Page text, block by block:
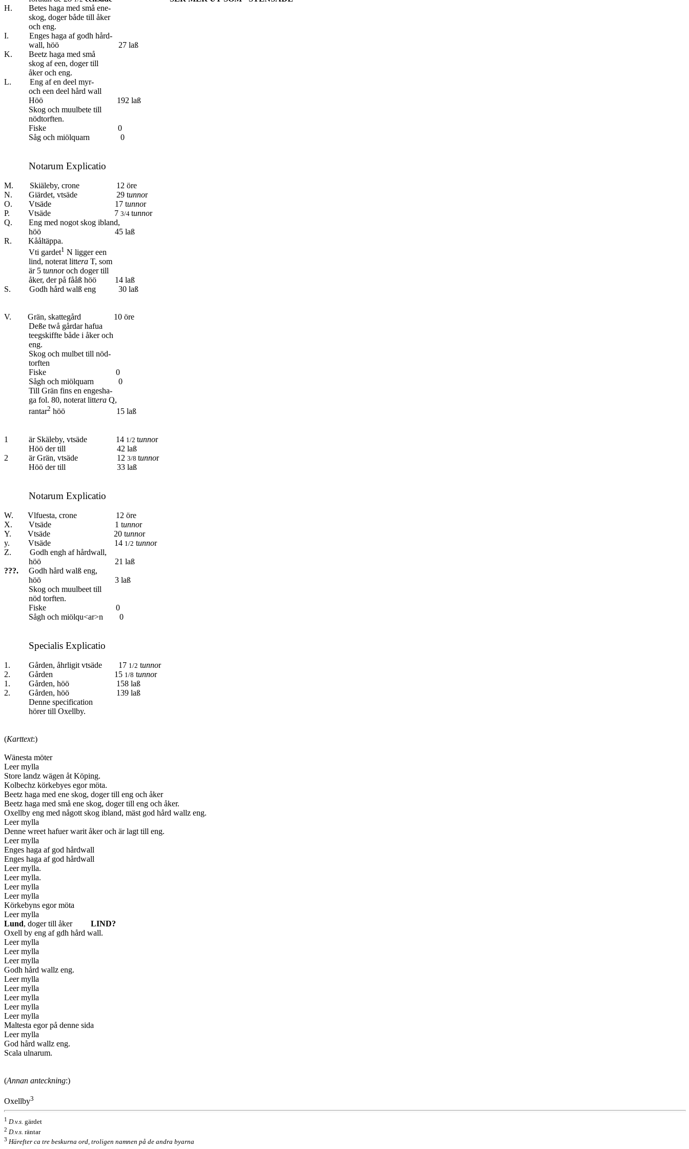
H. Betes haga med små ene-
skog, doger både till åker
och eng.
I. Enges haga af godh hård-
wall, höö 27 laß
K. Beetz haga med små
skog af een, doger till
åker och eng.
L. Eng af en deel myr-
och een deel hård wall
Höö 192 laß
Skog och muulbete till
nödtorften.
Fiske 0
Såg och miölquarn 0
Notarum Explicatio
M. Skiäleby, crone 12 öre
N. Giärdet, vtsäde 29 tunnor
O. Vtsäde 17 tunnor
P. Vtsäde 7 3/4 tunnor
Q. Eng med nogot skog ibland,
höö 45 laß
R. Kååltäppa.
Vti gardet1 N ligger een
lind, noterat littera T, som
är 5 tunnor och doger till
åker, der på fååß höö 14 laß
S. Godh hård walß eng 30 laß
V. Grän, skattegård 10 öre
Deße twå gårdar hafua
teegskiffte både i åker och
eng.
Skog och mulbet till nöd-
torften
Fiske 0
Sågh och miölquarn 0
Till Grän fins en engesha-
ga fol. 80, noterat littera Q,
rantar2 höö 15 laß
1 är Skäleby, vtsäde 14 1/2 tunnor
Höö der till 42 laß
2 är Grän, vtsäde 12 3/8 tunnor
Höö der till 33 laß
Notarum Explicatio
W. Vlfuesta, crone 12 öre
X. Vtsäde 1 tunnor
Y. Vtsäde 20 tunnor
y. Vtsäde 14 1/2 tunnor
Z. Godh engh af hårdwall,
höö 21 laß
???. Godh hård walß eng,
höö 3 laß
Skog och muulbeet till
nöd torften.
Fiske 0
Sågh och miölqu<ar>n 0
Specialis Explicatio
1. Gården, åhrligit vtsäde 17 1/2 tunnor
2. Gården 15 1/8 tunnor
1. Gården, höö 158 laß
2. Gården, höö 139 laß
Denne specification
hörer till Oxellby.
(Karttext:)
Wänesta möter
Leer mylla
Store landz wägen åt Köping.
Kolbechz körkebyes egor möta.
Beetz haga med ene skog, doger till eng och åker
Beetz haga med små ene skog, doger till eng och åker.
Oxellby eng med någott skog ibland, mäst god hård wallz eng.
Leer mylla
Denne wreet hafuer warit åker och är lagt till eng.
Leer mylla
Enges haga af god hårdwall
Enges haga af god hårdwall
Leer mylla.
Leer mylla.
Leer mylla
Leer mylla
Körkebyns egor möta
Leer mylla
Lund, doger till åker LIND?
Oxell by eng af gdh hård wall.
Leer mylla
Leer mylla
Leer mylla
Godh hård wallz eng.
Leer mylla
Leer mylla
Leer mylla
Leer mylla
Leer mylla
Maltesta egor på denne sida
Leer mylla
God hård wallz eng.
Scala ulnarum.
(Annan anteckning:)
Oxellby3
1 D.v.s. gärdet
2 D.v.s. räntar
3 Härefter ca tre beskurna ord, troligen namnen på de andra byarna